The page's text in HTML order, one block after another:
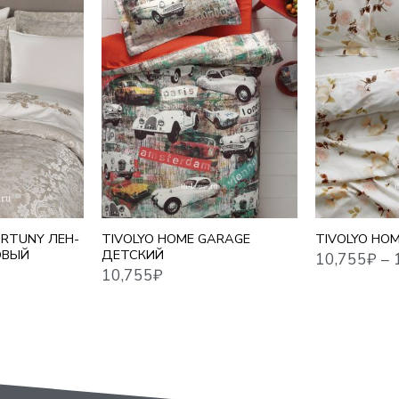
ЛЕН-
TIVOLYO HOME GARAGE
ДЕТСКИЙ
10,755₽
TIVOLYO
10,755₽ –17,716₽
1,5
ЕВРО
ЕВРО MAXI
СЕМЕЙНЫЙ